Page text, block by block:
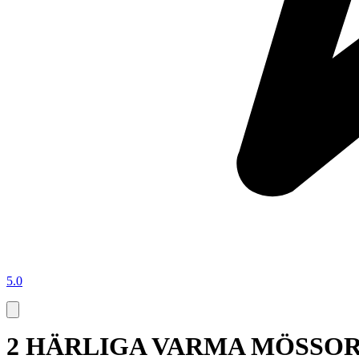
5.0
2 HÄRLIGA VARMA